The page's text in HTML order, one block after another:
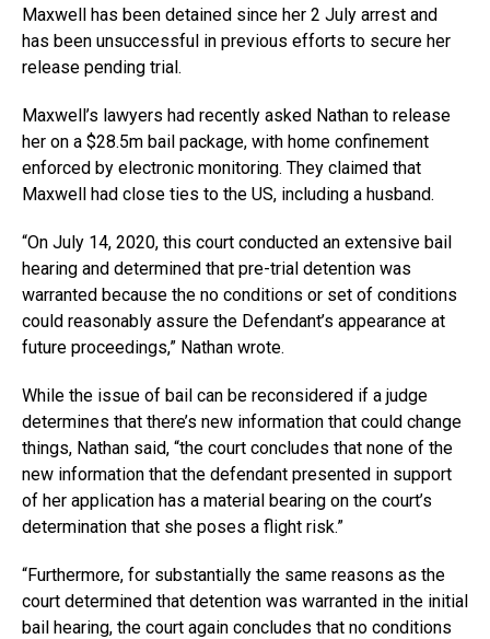
Maxwell has been detained since her 2 July arrest and
has been unsuccessful in previous efforts to secure her
release pending trial.
Maxwell’s lawyers had recently asked Nathan to release
her on a $28.5m bail package, with home confinement
enforced by electronic monitoring. They claimed that
Maxwell had close ties to the US, including a husband.
“On July 14, 2020, this court conducted an extensive bail
hearing and determined that pre-trial detention was
warranted because the no conditions or set of conditions
could reasonably assure the Defendant’s appearance at
future proceedings,” Nathan wrote.
While the issue of bail can be reconsidered if a judge
determines that there’s new information that could change
things, Nathan said, “the court concludes that none of the
new information that the defendant presented in support
of her application has a material bearing on the court’s
determination that she poses a flight risk.”
“Furthermore, for substantially the same reasons as the
court determined that detention was warranted in the initial
bail hearing, the court again concludes that no conditions